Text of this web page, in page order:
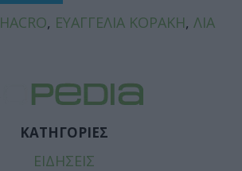
HACRO, ΕΥΑΓΓΕΛΙΑ ΚΟΡΑΚΗ, ΛΙΑ
ΚΑΤΗΓΟΡΙΕΣ
ΕΙΔΗΣΕΙΣ